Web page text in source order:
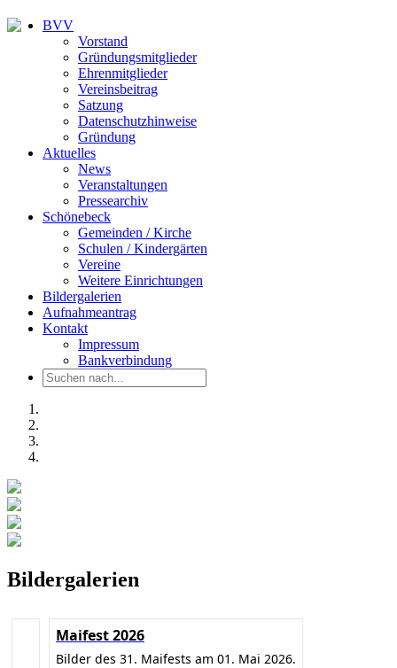
BVV
Vorstand
Gründungsmitglieder
Ehrenmitglieder
Vereinsbeitrag
Satzung
Datenschutzhinweise
Gründung
Aktuelles
News
Veranstaltungen
Pressearchiv
Schönebeck
Gemeinden / Kirche
Schulen / Kindergärten
Vereine
Weitere Einrichtungen
Bildergalerien
Aufnahmeantrag
Kontakt
Impressum
Bankverbindung
Bildergalerien
Maifest 2026
Bilder des 31. Maifests am 01. Mai 2026.